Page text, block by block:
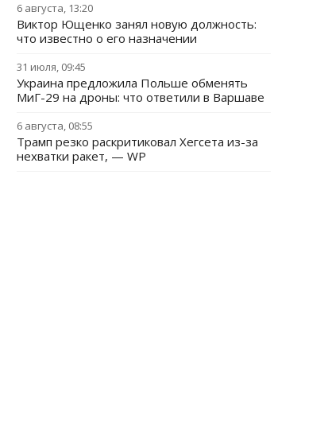
6 августа, 13:20
Виктор Ющенко занял новую должность:
что известно о его назначении
31 июля, 09:45
Украина предложила Польше обменять
МиГ-29 на дроны: что ответили в Варшаве
6 августа, 08:55
Трамп резко раскритиковал Хегсета из-за
нехватки ракет, — WP